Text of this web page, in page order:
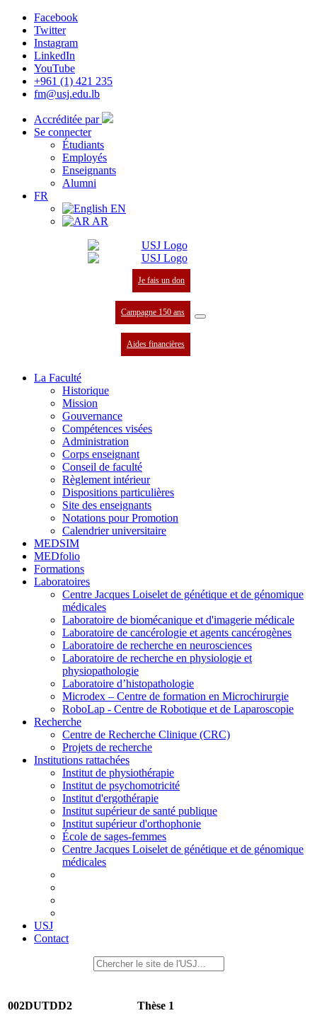
Facebook
Twitter
Instagram
LinkedIn
YouTube
+961 (1) 421 235
fm@usj.edu.lb
Accréditée par
Se connecter
Étudiants
Employés
Enseignants
Alumni
FR
EN
AR
Je fais un don
Campagne 150 ans
Aides financières
La Faculté
Historique
Mission
Gouvernance
Compétences visées
Administration
Corps enseignant
Conseil de faculté
Règlement intérieur
Dispositions particulières
Site des enseignants
Notations pour Promotion
Calendrier universitaire
MEDSIM
MEDfolio
Formations
Laboratoires
Centre Jacques Loiselet de génétique et de génomique
médicales
Laboratoire de biomécanique et d'imagerie médicale
Laboratoire de cancérologie et agents cancérogènes
Laboratoire de recherche en neurosciences
Laboratoire de recherche en physiologie et
physiopathologie
Laboratoire d’histopathologie
Microdex – Centre de formation en Microchirurgie
RoboLap - Centre de Robotique et de Laparoscopie
Recherche
Centre de Recherche Clinique (CRC)
Projets de recherche
Institutions rattachées
Institut de physiothérapie
Institut de psychomotricité
Institut d'ergothérapie
Institut supérieur de santé publique
Institut supérieur d'orthophonie
École de sages-femmes
Centre Jacques Loiselet de génétique et de génomique
médicales
USJ
Contact
002DUTDD2 Thèse 1